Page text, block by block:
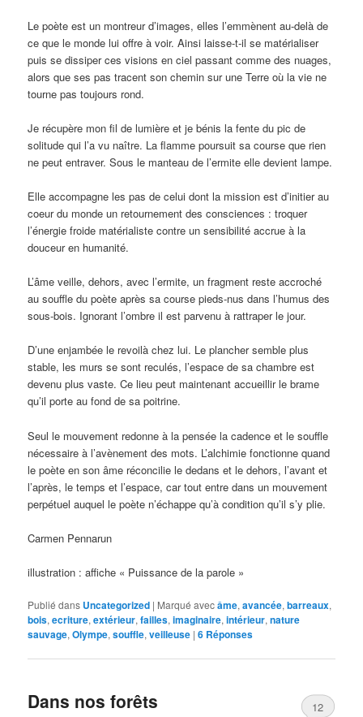
Le poète est un montreur d’images, elles l’emmènent au-delà de
ce que le monde lui offre à voir. Ainsi laisse-t-il se matérialiser
puis se dissiper ces visions en ciel passant comme des nuages,
alors que ses pas tracent son chemin sur une Terre où la vie ne
tourne pas toujours rond.
Je récupère mon fil de lumière et je bénis la fente du pic de
solitude qui l’a vu naître. La flamme poursuit sa course que rien
ne peut entraver. Sous le manteau de l’ermite elle devient lampe.
Elle accompagne les pas de celui dont la mission est d’initier au
coeur du monde un retournement des consciences : troquer
l’énergie froide matérialiste contre un sensibilité accrue à la
douceur en humanité.
L’âme veille, dehors, avec l’ermite, un fragment reste accroché
au souffle du poète après sa course pieds-nus dans l’humus des
sous-bois. Ignorant l’ombre il est parvenu à rattraper le jour.
D’une enjambée le revoilà chez lui. Le plancher semble plus
stable, les murs se sont reculés, l’espace de sa chambre est
devenu plus vaste. Ce lieu peut maintenant accueillir le brame
qu’il porte au fond de sa poitrine.
Seul le mouvement redonne à la pensée la cadence et le souffle
nécessaire à l’avènement des mots. L’alchimie fonctionne quand
le poète en son âme réconcilie le dedans et le dehors, l’avant et
l’après, le temps et l’espace, car tout entre dans un mouvement
perpétuel auquel le poète n’échappe qu’à condition qu’il s’y plie.
Carmen Pennarun
illustration : affiche « Puissance de la parole »
Publié dans Uncategorized | Marqué avecâme,avancée,barreaux,
bois,ecriture,extérieur,failles,imaginaire,intérieur,nature
sauvage,Olympe,souffle,veilleuse |6 Réponses
Dans nos forêts 12